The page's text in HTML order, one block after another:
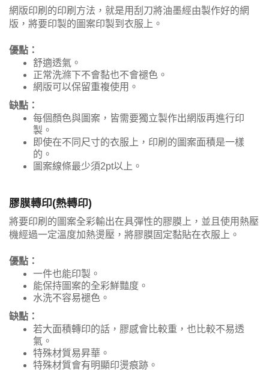
網版印刷的印刷方法，就是用刮刀將油墨經由製作好的網
版，將要印製的圖案印製到衣服上。
優點：
舒適透氣。
正常洗滌下不會黏也不會褪色。
網版可以保留重複使用。
缺點：
每個顏色與圖案，皆需要獨立製作出網版再進行印
製。
即使在不同尺寸的衣服上，印刷的圖案面積是一樣
的。
圖案線條最少須2pt以上。
膠膜轉印(熱轉印)
將要印刷的圖案全彩輸出在具彈性的膠膜上，並且使用熱壓
機經過一定溫度加熱燙壓，將膠膜固定黏貼在衣服上。
優點：
一件也能印製。
能保持圖案的全彩鮮豔度。
水洗不容易褪色。
缺點：
若大面積轉印的話，膠感會比較重，也比較不易透
氣。
特殊材質易昇華。
特殊材質會有明顯印燙痕跡。